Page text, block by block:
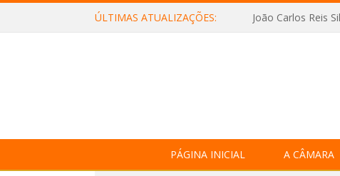
ÚLTIMAS ATUALIZAÇÕES: João Carlos Reis
PÁGINA INICIAL A CÂMARA